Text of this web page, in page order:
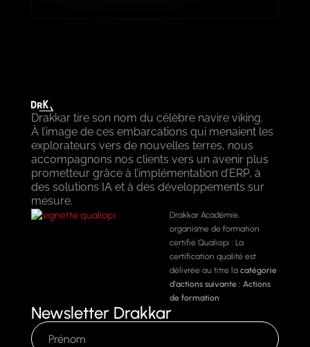
Drakkar tire son nom du célèbre navire viking.
À l’image de ces embarcations qui menaient les
explorateurs vers de nouvelles terres, nous
accompagnons nos clients vers un avenir plus
prometteur grâce à l’implémentation d’ERP, à
des solutions IA et à des développements sur
mesure.
Drakkar Académie,
organisme de formation
certifié Qualiopi : La
certification qualité est
délivrée au titre la catégorie
d'actions suivante : Actions
de formation
Newsletter Drakkar